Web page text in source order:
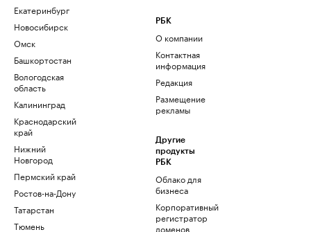
Екатеринбург
Новосибирск
Омск
Башкортостан
Вологодская
область
Калининград
Краснодарский
край
Нижний
Новгород
Пермский край
Ростов-на-Дону
Татарстан
Тюмень
РБК
О компании
Контактная
информация
Редакция
Размещение
рекламы
Другие
продукты
РБК
Облако для
бизнеса
Корпоративный
регистратор
доменов